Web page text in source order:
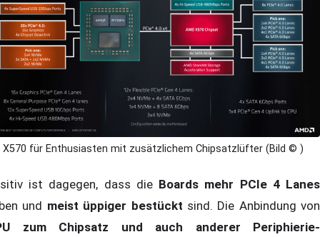
X570 für Enthusiasten mit zusätzlichem Chipsatzlüfter (Bild © )
ist dagegen, dass die Boards mehr PCIe 4 Lanes
und meist üppiger bestückt sind. Die Anbindung von
zum Chipsatz und auch anderer Periphierie-